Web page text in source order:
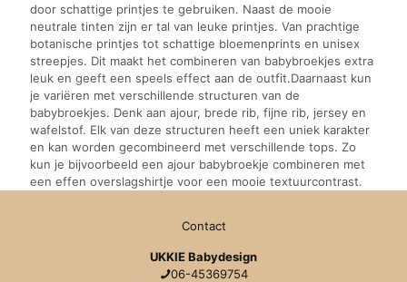
door schattige printjes te gebruiken. Naast de mooie
neutrale tinten zijn er tal van leuke printjes. Van prachtige
botanische printjes tot schattige bloemenprints en unisex
streepjes. Dit maakt het combineren van babybroekjes extra
leuk en geeft een speels effect aan de outfit.Daarnaast kun
je variëren met verschillende structuren van de
babybroekjes. Denk aan ajour, brede rib, fijne rib, jersey en
wafelstof. Elk van deze structuren heeft een uniek karakter
en kan worden gecombineerd met verschillende tops. Zo
kun je bijvoorbeeld een ajour babybroekje combineren met
een effen overslagshirtje voor een mooie textuurcontrast.
Contact
UKKIE Babydesign
06-45369754